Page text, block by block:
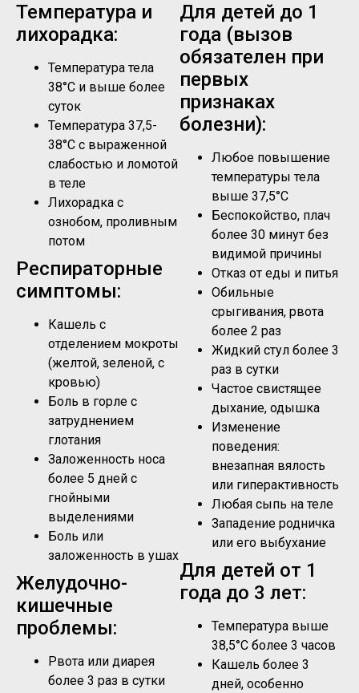
Температура и
лихорадка:
Температура тела
38°C и выше более
суток
Температура 37,5-
38°C с выраженной
слабостью и ломотой
в теле
Лихорадка с
ознобом, проливным
потом
Респираторные
симптомы:
Кашель с
отделением мокроты
(желтой, зеленой, с
кровью)
Боль в горле с
затруднением
глотания
Заложенность носа
более 5 дней с
гнойными
выделениями
Боль или
заложенность в ушах
Желудочно-
кишечные
проблемы:
Рвота или диарея
более 3 раз в сутки
Для детей до 1
года (вызов
обязателен при
первых
признаках
болезни):
Любое повышение
температуры тела
выше 37,5°C
Беспокойство, плач
более 30 минут без
видимой причины
Отказ от еды и питья
Обильные
срыгивания, рвота
более 2 раз
Жидкий стул более 3
раз в сутки
Частое свистящее
дыхание, одышка
Изменение
поведения:
внезапная вялость
или гиперактивность
Любая сыпь на теле
Западение родничка
или его выбухание
Для детей от 1
года до 3 лет:
Температура выше
38,5°C более 3 часов
Кашель более 3
дней, особенно